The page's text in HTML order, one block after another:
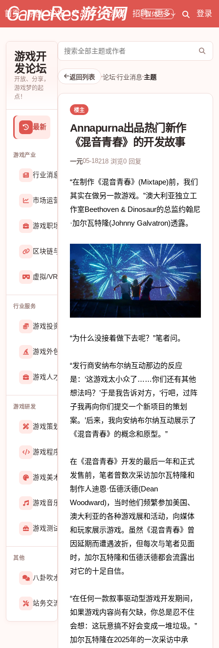
媒体号
首页 原创 论坛 产品库 开测表 招聘 更多 登录
游戏开
发论坛
开放、分享，
游戏梦的起
点！
最新
游戏产业
行业消息
市场运营 8407
游戏职场 2929
区块链与游戏 467
虚拟/VR/AR 933
行业服务
游戏投资交易
游戏外包
游戏人才招聘51770
游戏研发
游戏策划
游戏程序
游戏美术 3601
游戏音乐 724
游戏测试与GM275
其他
八卦吹水
站务交流
搜
索
论
坛
返回列表 论坛 行业消息 主题
楼主
Annapurna出品热门新作
《混音青春》的开发故事
一元05-18218 浏览0 回复
“在制作《混音青春》(Mixtape)前，我们
其实在做另一款游戏。”澳大利亚独立工
作室Beethoven & Dinosaur的总监约翰尼
·加尔瓦特隆(Johnny Galvatron)透露。
“为什么没接着做下去呢？”笔者问。
“发行商安纳布尔纳互动那边的反应
是：‘这游戏太小众了……你们还有其他
想法吗？’于是我告诉对方，‘行吧，过阵
子我再向你们提交一个新项目的策划
案。’后来，我向安纳布尔纳互动展示了
《混音青春》的概念和原型。”
在《混音青春》开发的最后一年和正式
发售前，笔者曾数次采访加尔瓦特隆和
制作人迪恩·伍德沃德(Dean
Woodward)，当时他们频繁参加美国、
澳大利亚的各种游戏展和活动，向媒体
和玩家展示游戏。虽然《混音青春》曾
因延期而遭遇波折，但每次与笔者见面
时，加尔瓦特隆和伍德沃德都会流露出
对它的十足自信。
“在任何一款叙事驱动型游戏开发期间，
如果游戏内容尚有欠缺，你总是忍不住
会想：这玩意搞不好会变成一堆垃圾。”
加尔瓦特隆在2025年的一次采访中承